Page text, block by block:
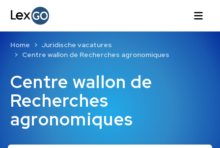
Centre wallon de
Recherches
agronomiques
Home
Juridische vacatures
Centre wallon de Recherches agronomiques